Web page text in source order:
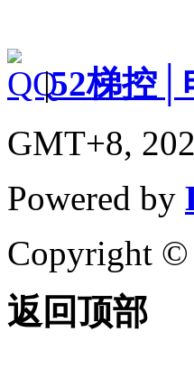
|52梯控│
GMT+8,
Powered by
Copyright ©
返回顶部